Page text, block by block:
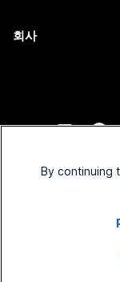
회사
개인 정보 보호 정책
By continuing